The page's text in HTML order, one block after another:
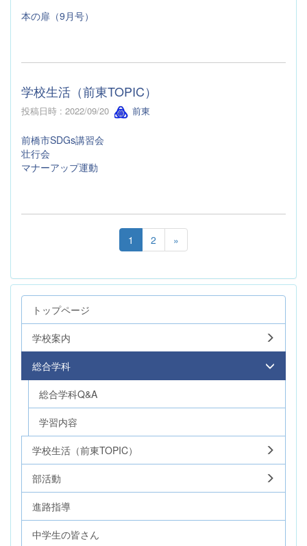
本の扉（9月号）
学校生活（前東TOPIC）
投稿日時 : 2022/09/20 前東
前橋市SDGs講習会
壮行会
マナーアップ運動
1 2 »
トップページ
学校案内
総合学科
総合学科Q&A
学習内容
学校生活（前東TOPIC）
部活動
進路指導
中学生の皆さん